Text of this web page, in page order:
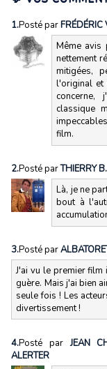
1.Posté parFRÉDÉRIC
Même
nettement
mitigées,
l'original et
classique
film.
2.Posté parTHIERRY B.
Là, je ne
bout à
3.Posté par
J'ai vu le premier
guère. Mais j'ai bien
seule fois ! Les
divertissement !
4.Posté parJEAN
ALERTER